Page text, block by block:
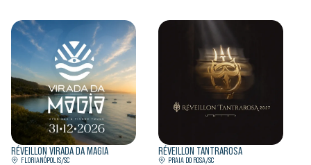
RÉVEILLON VIRADA DA MAGIA
FLORIANÓPOLIS/SC
RÉVEILLON TANTRAROSA
PRAIA DO ROSA/SC